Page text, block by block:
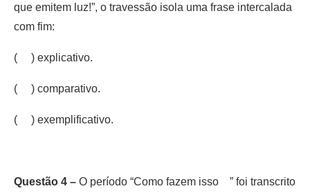
que emitem luz!”, o travessão isola uma frase intercalada
com fim:
( ) explicativo.
( ) comparativo.
( ) exemplificativo.
Questão 4 – O período “Como fazem isso ” foi transcrito